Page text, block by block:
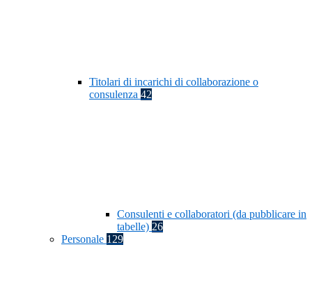
Titolari di incarichi di collaborazione o
consulenza 42
Consulenti e collaboratori (da pubblicare in
tabelle) 26
Personale 129